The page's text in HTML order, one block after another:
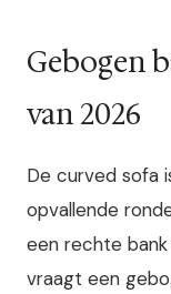
Gebogen
van 2026
De curved sofa
opvallende
een rechte
vraagt een